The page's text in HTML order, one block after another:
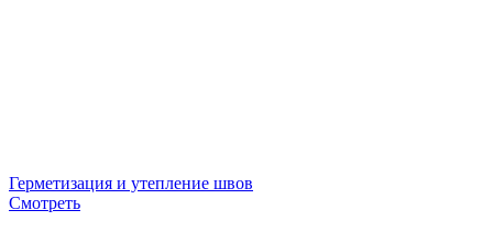
Герметизация и утепление швов
Смотреть